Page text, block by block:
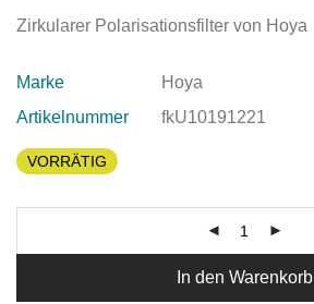
Zirkularer Polarisationsfilter von Hoya
Marke
Hoya
Artikelnummer
fkU10191221
VORRÄTIG
In den Warenkorb